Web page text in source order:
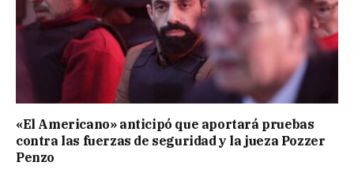
«El Americano» anticipó que aportará pruebas
contra las fuerzas de seguridad y la jueza Pozzer
Penzo